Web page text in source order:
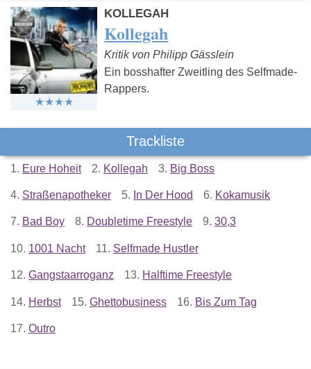
KOLLEGAH
Kollegah
Kritik von Philipp Gässlein
Ein bosshafter Zweitling des Selfmade-
Rappers.
Trackliste
1. Eure Hoheit 2. Kollegah 3. Big Boss
4. Straßenapotheker 5. In Der Hood 6. Kokamusik
7. Bad Boy 8. Doubletime Freestyle 9. 30,3
10. 1001 Nacht 11. Selfmade Hustler
12. Gangstaarroganz 13. Halftime Freestyle
14. Herbst 15. Ghettobusiness 16. Bis Zum Tag
17. Outro